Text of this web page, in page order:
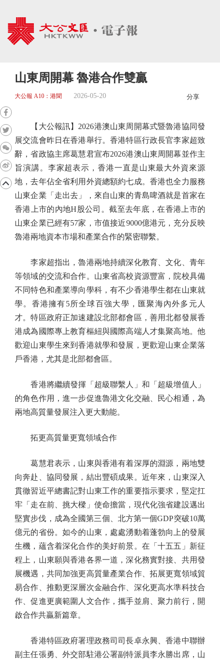
山東周開幕 魯港合作雙贏
大公報 A10：港聞 2026-05-20 分享
【大公報訊】2026港澳山東周開幕式暨魯港協同發
展交流會昨日在香港舉行。香港特區行政長官李家超致
辭，省政協主席葛慧君宣布2026港澳山東周開幕並作主
旨演講。李家超表示，香港一直是山東最大外資來源
地，去年佔全省利用外資總額約七成。香港也全力服務
山東企業「走出去」，來自山東的青島啤酒就是首家在
香港上市的內地H股公司。截至去年底，在香港上市的
山東企業已經有57家，市值接近9000億港元，充分反映
魯港兩地資本市場和產業合作的緊密聯繫。
李家超指出，魯港兩地持續深化教育、文化、青年
等領域的交流和合作。山東省高校資源豐富，院校具備
不同特色和產業導向學科，有不少香港學生都在山東就
學。香港擁有5所全球百強大學，匯聚海內外多元人
才。特區政府正加速建設北部都會區，善用北都發展香
港成為國際專上教育樞紐與國際高端人才集聚高地。他
歡迎山東學生來到香港就學和發展，更歡迎山東企業落
戶香港，尤其是北部都會區。
香港將繼續發揮「超級聯繫人」和「超級增值人」
的角色作用，進一步促進魯港文化交融、民心相通，為
兩地高質量發展注入更大動能。
拓更高質量更寬領域合作
葛慧君表示，山東與香港有着深厚的淵源，兩地雙
向奔赴、協同發展，結出豐碩成果。近年來，山東深入
貫徹習近平總書記對山東工作的重要指示要求，堅定扛
牢「走在前、挑大樑」使命擔當，現代化強省建設邁出
堅實步伐，成為全國第三個、北方第一個GDP突破10萬
億元的省份。如今的山東，處處湧動着蓬勃向上的發展
生機，蘊含着深化合作的美好前景。在「十五五」新征
程上，山東願與香港各界一道，深化務實對接、共用發
展機遇，共同加強更高質量產業合作、拓展更寬領域貿
易合作、推動更深層次金融合作、深化更高水準科技合
作、促進更廣範圍人文合作，攜手並肩、聚力前行，開
啟合作共贏新篇章。
香港特區政府署理政務司司長卓永興、香港中聯辦
副主任張勇、外交部駐港公署副特派員李永勝出席，山